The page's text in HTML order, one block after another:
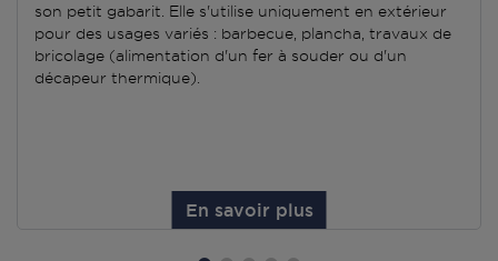
son petit gabarit. Elle s'utilise uniquement en extérieur
pour des usages variés : barbecue, plancha, travaux de
bricolage (alimentation d'un fer à souder ou d'un
décapeur thermique).
En savoir plus